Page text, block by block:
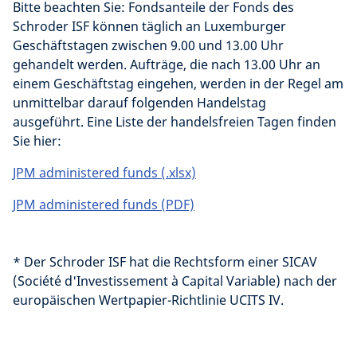
Bitte beachten Sie: Fondsanteile der Fonds des
Schroder ISF können täglich an Luxemburger
Geschäftstagen zwischen 9.00 und 13.00 Uhr
gehandelt werden. Aufträge, die nach 13.00 Uhr an
einem Geschäftstag eingehen, werden in der Regel am
unmittelbar darauf folgenden Handelstag
ausgeführt. Eine Liste der handelsfreien Tagen finden
Sie hier:
JPM administered funds (.xlsx)
JPM administered funds (PDF)
* Der Schroder ISF hat die Rechtsform einer SICAV
(Société d'Investissement à Capital Variable) nach der
europäischen Wertpapier-Richtlinie UCITS IV.